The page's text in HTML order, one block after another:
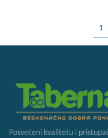
1
Posvećeni kvalitetu i